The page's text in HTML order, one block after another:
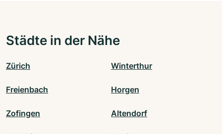
Städte in der Nähe
Zürich Winterthur
Freienbach Horgen
Zofingen Altendorf